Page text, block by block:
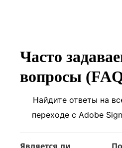
Часто
вопросы
Найдите ответы на
переходе с Adobe